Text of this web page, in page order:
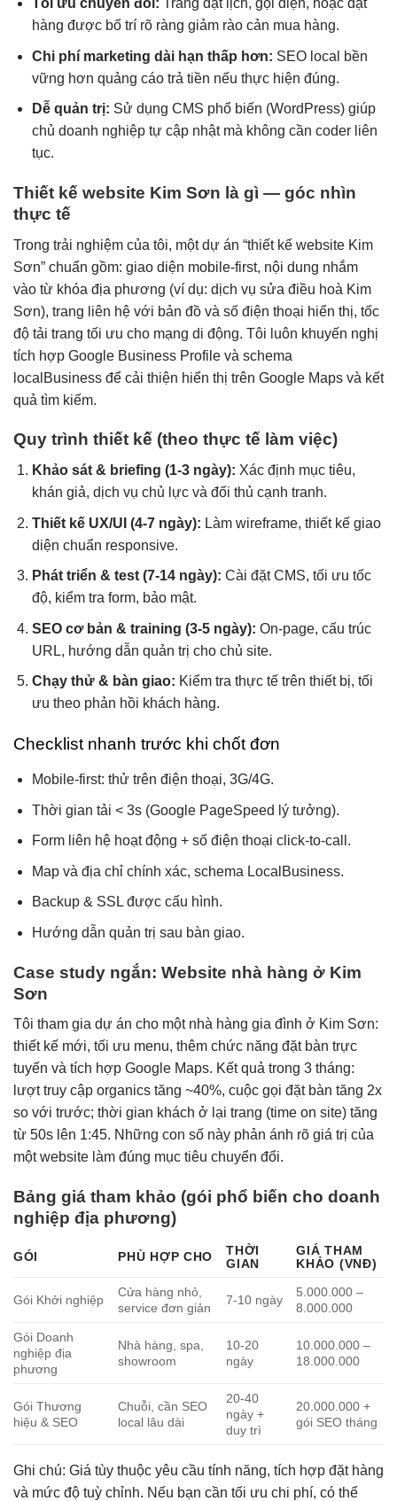
Tối ưu chuyển đổi: Trang đặt lịch, gọi điện, hoặc đặt
hàng được bố trí rõ ràng giảm rào cản mua hàng.
Chi phí marketing dài hạn thấp hơn: SEO local bền
vững hơn quảng cáo trả tiền nếu thực hiện đúng.
Dễ quản trị: Sử dụng CMS phổ biến (WordPress) giúp
chủ doanh nghiệp tự cập nhật mà không cần coder liên
tục.
Thiết kế website Kim Sơn là gì — góc nhìn
thực tế
Trong trải nghiệm của tôi, một dự án “thiết kế website Kim
Sơn” chuẩn gồm: giao diện mobile-first, nội dung nhắm
vào từ khóa địa phương (ví dụ: dịch vụ sửa điều hoà Kim
Sơn), trang liên hệ với bản đồ và số điện thoại hiển thị, tốc
độ tải trang tối ưu cho mạng di động. Tôi luôn khuyến nghị
tích hợp Google Business Profile và schema
localBusiness để cải thiện hiển thị trên Google Maps và kết
quả tìm kiếm.
Quy trình thiết kế (theo thực tế làm việc)
Khảo sát & briefing (1-3 ngày): Xác định mục tiêu,
khán giả, dịch vụ chủ lực và đối thủ cạnh tranh.
Thiết kế UX/UI (4-7 ngày): Làm wireframe, thiết kế giao
diện chuẩn responsive.
Phát triển & test (7-14 ngày): Cài đặt CMS, tối ưu tốc
độ, kiểm tra form, bảo mật.
SEO cơ bản & training (3-5 ngày): On-page, cấu trúc
URL, hướng dẫn quản trị cho chủ site.
Chạy thử & bàn giao: Kiểm tra thực tế trên thiết bị, tối
ưu theo phản hồi khách hàng.
Checklist nhanh trước khi chốt đơn
Mobile-first: thử trên điện thoại, 3G/4G.
Thời gian tải < 3s (Google PageSpeed lý tưởng).
Form liên hệ hoạt động + số điện thoại click-to-call.
Map và địa chỉ chính xác, schema LocalBusiness.
Backup & SSL được cấu hình.
Hướng dẫn quản trị sau bàn giao.
Case study ngắn: Website nhà hàng ở Kim
Sơn
Tôi tham gia dự án cho một nhà hàng gia đình ở Kim Sơn:
thiết kế mới, tối ưu menu, thêm chức năng đặt bàn trực
tuyến và tích hợp Google Maps. Kết quả trong 3 tháng:
lượt truy cập organics tăng ~40%, cuộc gọi đặt bàn tăng 2x
so với trước; thời gian khách ở lại trang (time on site) tăng
từ 50s lên 1:45. Những con số này phản ánh rõ giá trị của
một website làm đúng mục tiêu chuyển đổi.
Bảng giá tham khảo (gói phổ biến cho doanh
nghiệp địa phương)
GÓI PHÙ HỢP CHO
THỜI
GIAN
GIÁ THAM
KHẢO (VNĐ)
Gói Khởi nghiệp
Cửa hàng nhỏ,
service đơn giản
7-10 ngày
5.000.000 –
8.000.000
Gói Doanh
nghiệp địa
phương
Nhà hàng, spa,
showroom
10-20
ngày
10.000.000 –
18.000.000
Gói Thương
hiệu & SEO
Chuỗi, cần SEO
local lâu dài
20-40
ngày +
duy trì
20.000.000 +
gói SEO tháng
Ghi chú: Giá tùy thuộc yêu cầu tính năng, tích hợp đặt hàng
và mức độ tuỳ chỉnh. Nếu bạn cần tối ưu chi phí, có thể